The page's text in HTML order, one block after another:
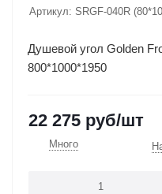
Артикул: SRGF-040R
Душевой угол Golden
800*1000*1950
22 275 руб/шт
Много